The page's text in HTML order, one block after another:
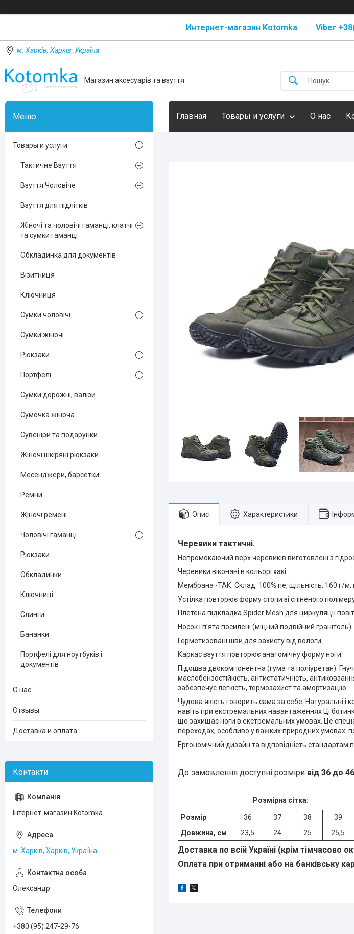
Интернет-магазин Kotomka Viber
м. Харків, Харків, Україна
Магазин аксесуарів та взуття
Главная Товары и услуги О нас
Опис Характеристики
Черевики тактичні.
Непромокаючий верх черевиків виготовлені з
Черевики віконані в кольорі хакі.
Мембрана -ТАК. Склад: 100% пе, щільність: 160 г/м,
Устілка повторює форму стопи зі спіненого полімеру
Плетена підкладка Spider Mesh для циркуляції
Носок і п’ята посилені (міцний подвійний гранітоль).
Герметизовані шви для захисту від вологи.
Каркас взуття повторює анатомічну форму ноги.
Підошва двокомпонентна (гума та поліуретан).
маслобензостійкість, антистатичність,
забезпечує легкість, термозахист та амортизацію.
Чудова якість говорить сама за себе. Натуральні
навіть при екстремальних навантаженнях Ці
що захищає ноги в екстремальних умовах. Це
переходах, особливо у важких природних умовах: по
Ергономічний дизайн та відповідність стандартам
До замовлення доступні розміри від 36 до 46
Розмірна сітка:
Розмір 36 37 38 39
Довжина, см
23,5 24 25 25,5
Доставка по всій Україні (крім тімчасово
Оплата при отриманні або на банківську
Товары и услуги
Тактичне Взуття
Взуття Чоловіче
Взуття для підлітків
Жіночі та чоловічі гаманці, клатчі
та сумки гаманці
Обкладинка для документів
Візитниця
Ключниця
Сумки чоловічі
Сумки жіночі
Рюкзаки
Портфелі
Сумки дорожні, валізи
Сумочка жіноча
Сувеніри та подарунки
Жіночі шкіряні рюкзаки
Месенджери, барсетки
Ремни
Жіночі ремені
Чоловічі гаманці
Рюкзаки
Обкладинки
Ключниці
Слинги
Бананки
Портфелі для ноутбуків і
документів
О нас
Отзывы
Доставка и оплата
Інтернет-магазин Kotomka
м. Харків, Харків, Україна
Олександр
+380 (95) 247-29-76